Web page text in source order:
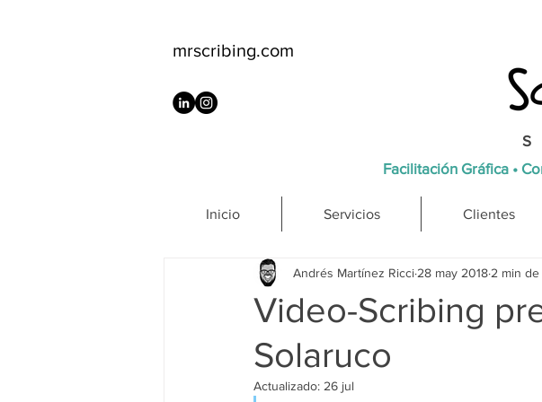
mrscribing.com
Facilitación Gráfica •
Inicio Servicios Clientes
Video-Scribing
Solaruco
Andrés Martínez Ricci 28 may 2018 2 min
Actualizado: 26 jul